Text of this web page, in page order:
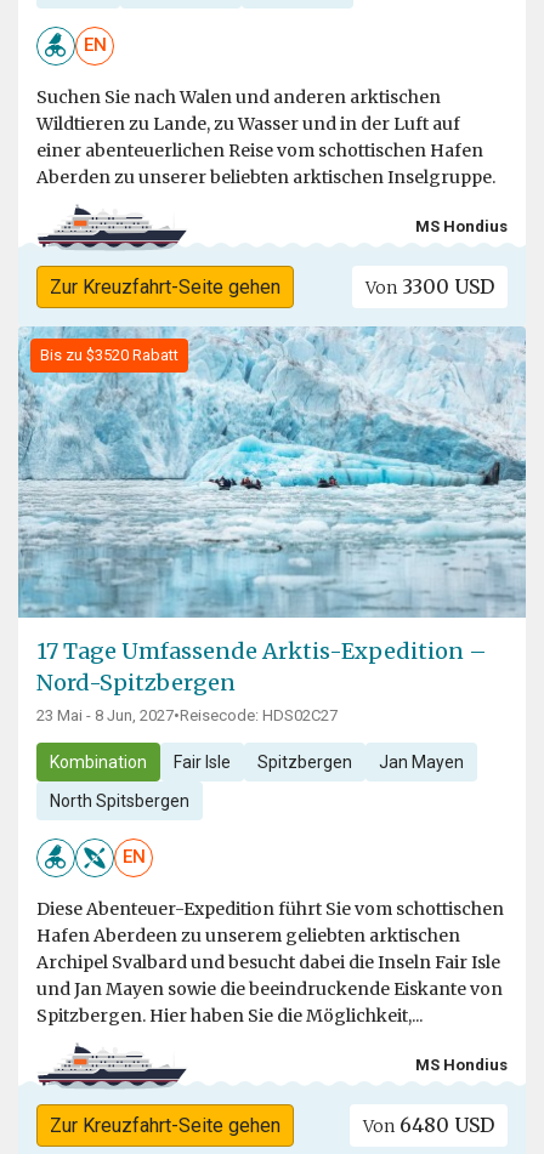
EN
Suchen Sie nach Walen und anderen arktischen
Wildtieren zu Lande, zu Wasser und in der Luft auf
einer abenteuerlichen Reise vom schottischen Hafen
Aberden zu unserer beliebten arktischen Inselgruppe.
MS Hondius
Zur Kreuzfahrt-Seite gehen Von 3300 USD
Bis zu $3520 Rabatt
17 Tage Umfassende Arktis-Expedition –
Nord-Spitzbergen
23 Mai - 8 Jun, 2027•Reisecode: HDS02C27
Kombination Fair Isle Spitzbergen Jan Mayen
North Spitsbergen
EN
Diese Abenteuer-Expedition führt Sie vom schottischen
Hafen Aberdeen zu unserem geliebten arktischen
Archipel Svalbard und besucht dabei die Inseln Fair Isle
und Jan Mayen sowie die beeindruckende Eiskante von
Spitzbergen. Hier haben Sie die Möglichkeit,...
MS Hondius
Zur Kreuzfahrt-Seite gehen Von 6480 USD